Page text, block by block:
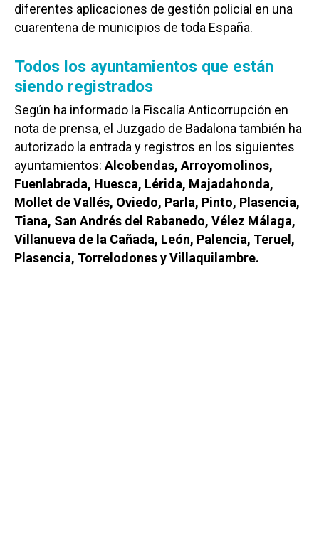
diferentes aplicaciones de gestión policial en una
cuarentena de municipios de toda España.
Todos los ayuntamientos que están
siendo registrados
Según ha informado la Fiscalía Anticorrupción en
nota de prensa, el Juzgado de Badalona también ha
autorizado la entrada y registros en los siguientes
ayuntamientos: Alcobendas, Arroyomolinos,
Fuenlabrada, Huesca, Lérida, Majadahonda,
Mollet de Vallés, Oviedo, Parla, Pinto, Plasencia,
Tiana, San Andrés del Rabanedo, Vélez Málaga,
Villanueva de la Cañada, León, Palencia, Teruel,
Plasencia, Torrelodones y Villaquilambre.